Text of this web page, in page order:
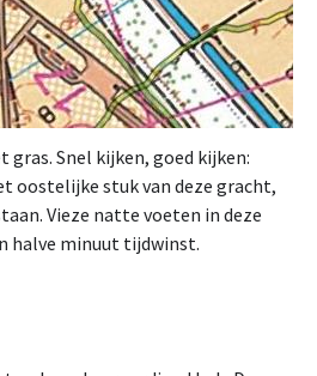
gras. Snel kijken, goed kijken:
oostelijke stuk van deze gracht,
Vieze natte voeten in deze
halve minuut tijdwinst.